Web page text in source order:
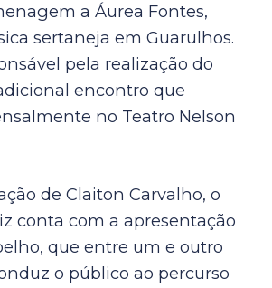
a Áurea Fontes,
sertaneja em Guarulhos.
pela realização do
encontro que
no Teatro Nelson
de Claiton Carvalho, o
conta com a apresentação
que entre um e outro
o público ao percurso